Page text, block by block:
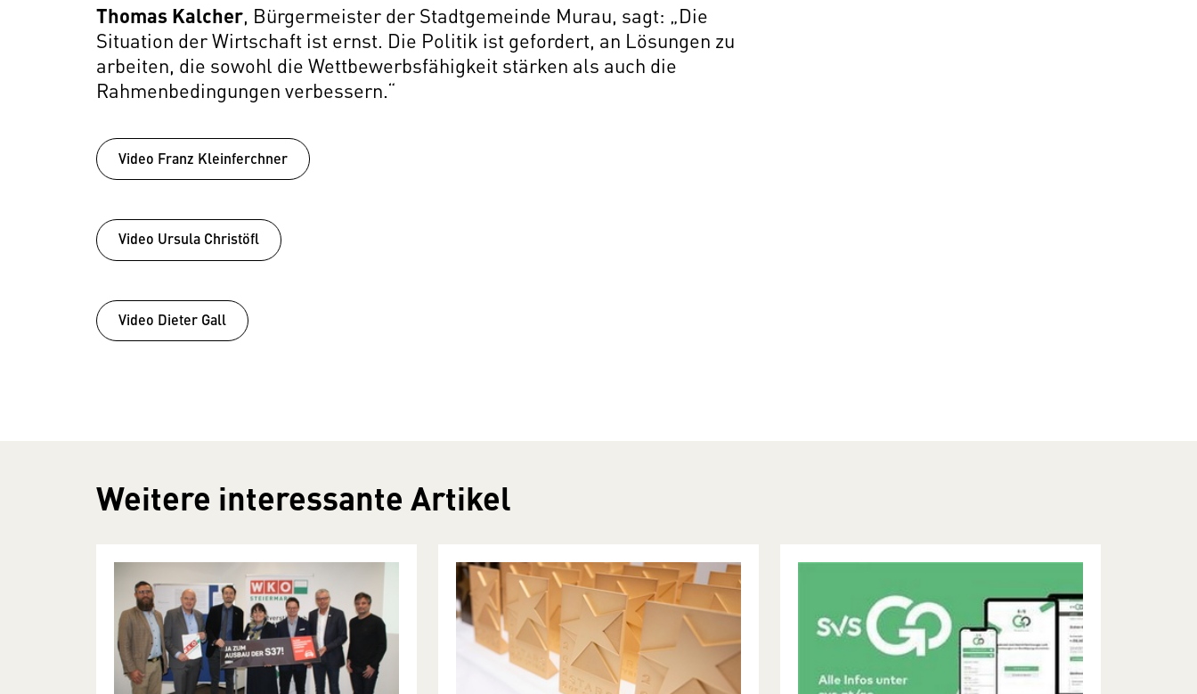
Thomas Kalcher, Bürgermeister der Stadtgemeinde Murau, sagt: „Die
Situation der Wirtschaft ist ernst. Die Politik ist gefordert, an Lösungen zu
arbeiten, die sowohl die Wettbewerbsfähigkeit stärken als auch die
Rahmenbedingungen verbessern.“
Video Franz Kleinferchner
Video Ursula Christöfl
Video Dieter Gall
Weitere interessante Artikel